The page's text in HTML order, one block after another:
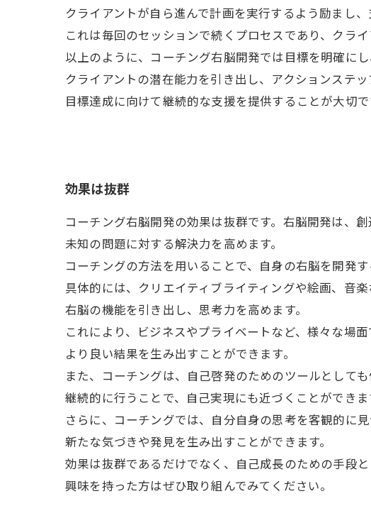
クライアントが自ら進んで計画を実行するよう励まし、
これは毎回のセッションで続くプロセスであり、クラ
以上のように、コーチング右脳開発では目標を明確にし
クライアントの潜在能力を引き出し、アクションステッ
目標達成に向けて継続的な支援を提供することが大切で
効果は抜群
コーチング右脳開発の効果は抜群です。右脳開発は、創
未知の問題に対する解決力を高めます。
コーチングの方法を用いることで、自身の右脳を開発す
具体的には、クリエイティブライティングや絵画、音楽
右脳の機能を引き出し、思考力を高めます。
これにより、ビジネスやプライベートなど、様々な場
より良い結果を生み出すことができます。
また、コーチングは、自己啓発のためのツールとして
継続的に行うことで、自己実現にも近づくことができま
さらに、コーチングでは、自分自身の思考を客観的に
新たな気づきや発見を生み出すことができます。
効果は抜群であるだけでなく、自己成長のための手段と
興味を持った方はぜひ取り組んでみてください。